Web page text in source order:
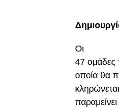
Οι
47 ομάδες
οποία θα